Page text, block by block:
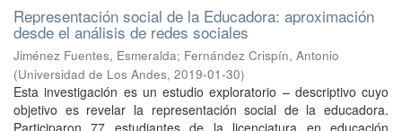
Representación social de la Educadora: aproximación
desde el análisis de redes sociales
Jiménez Fuentes, Esmeralda; Fernández Crispín, Antonio
(Universidad de Los Andes, 2019-01-30)
Esta investigación es un estudio exploratorio – descriptivo cuyo
objetivo es revelar la representación social de la educadora.
Participaron 77 estudiantes de la licenciatura en educación